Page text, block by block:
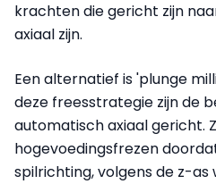
krachten die gericht zijn
axiaal zijn.
Een alternatief is 'plunge
deze freesstrategie zijn de
automatisch axiaal gericht.
hogevoedingsfrezen
spilrichting, volgens de z-